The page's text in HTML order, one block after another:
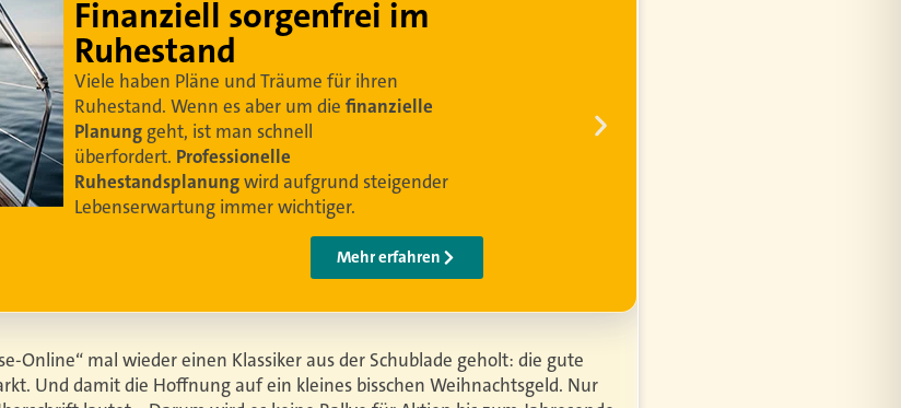
Lebe dein bestes Leben
Um sorgenfrei in den Ruhestand zu blicken,
braucht es professionelle Ruhestandsplanung
Damit Ihre Kundinnen und Kunden
ihr bestes
Leben leben können
Video anschauen
Online“ mal wieder einen Klassiker aus der Schublade geholt: die gute
Und damit die Hoffnung auf ein kleines bisschen Weihnachtsgeld. Nur